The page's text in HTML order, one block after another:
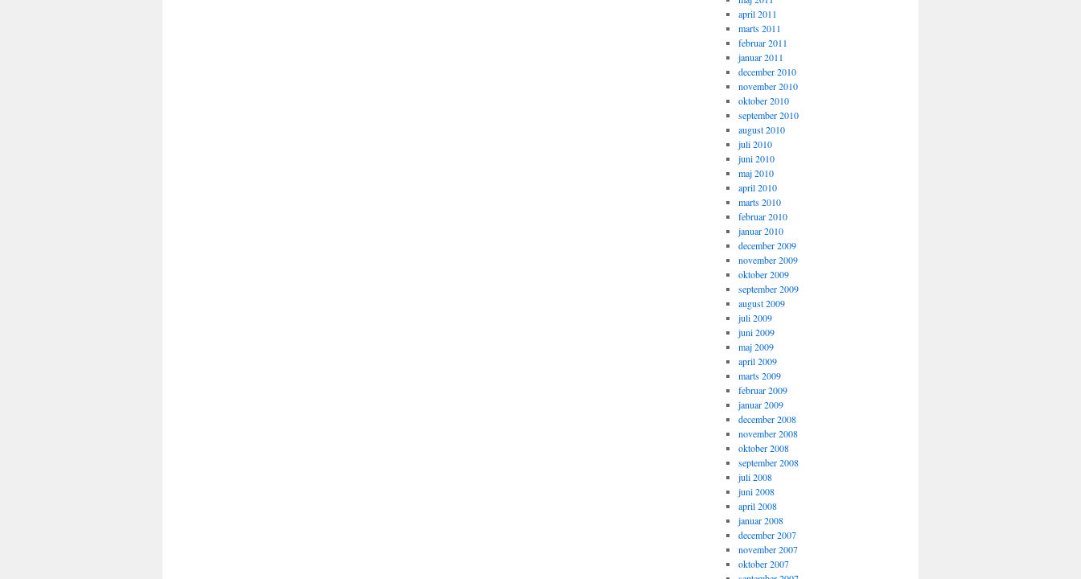
april 2011
marts 2011
februar 2011
januar 2011
december 2010
november 2010
oktober 2010
september 2010
august 2010
juli 2010
juni 2010
maj 2010
april 2010
marts 2010
februar 2010
januar 2010
december 2009
november 2009
oktober 2009
september 2009
august 2009
juli 2009
juni 2009
maj 2009
april 2009
marts 2009
februar 2009
januar 2009
december 2008
november 2008
oktober 2008
september 2008
juli 2008
juni 2008
april 2008
januar 2008
december 2007
november 2007
oktober 2007